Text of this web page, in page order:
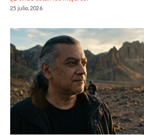
25 julio, 2026